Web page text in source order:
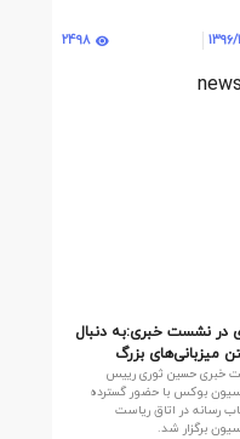
1396/
2498
در نشست خبری:به دنبال
میزبانی‌های بزرگ
هدفمان کسب
بین‌المللی است
خبری حسین ثوری رییس
بوکس با حضور گسترده
رسانه در اتاق ریاست
برگزار شد.